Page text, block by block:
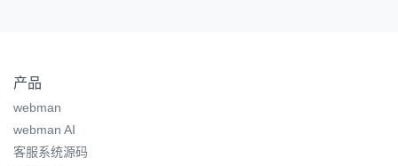
产品
webman
webman AI
客服系统源码